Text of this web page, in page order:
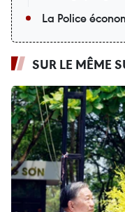
La Police
SUR LE MÊME